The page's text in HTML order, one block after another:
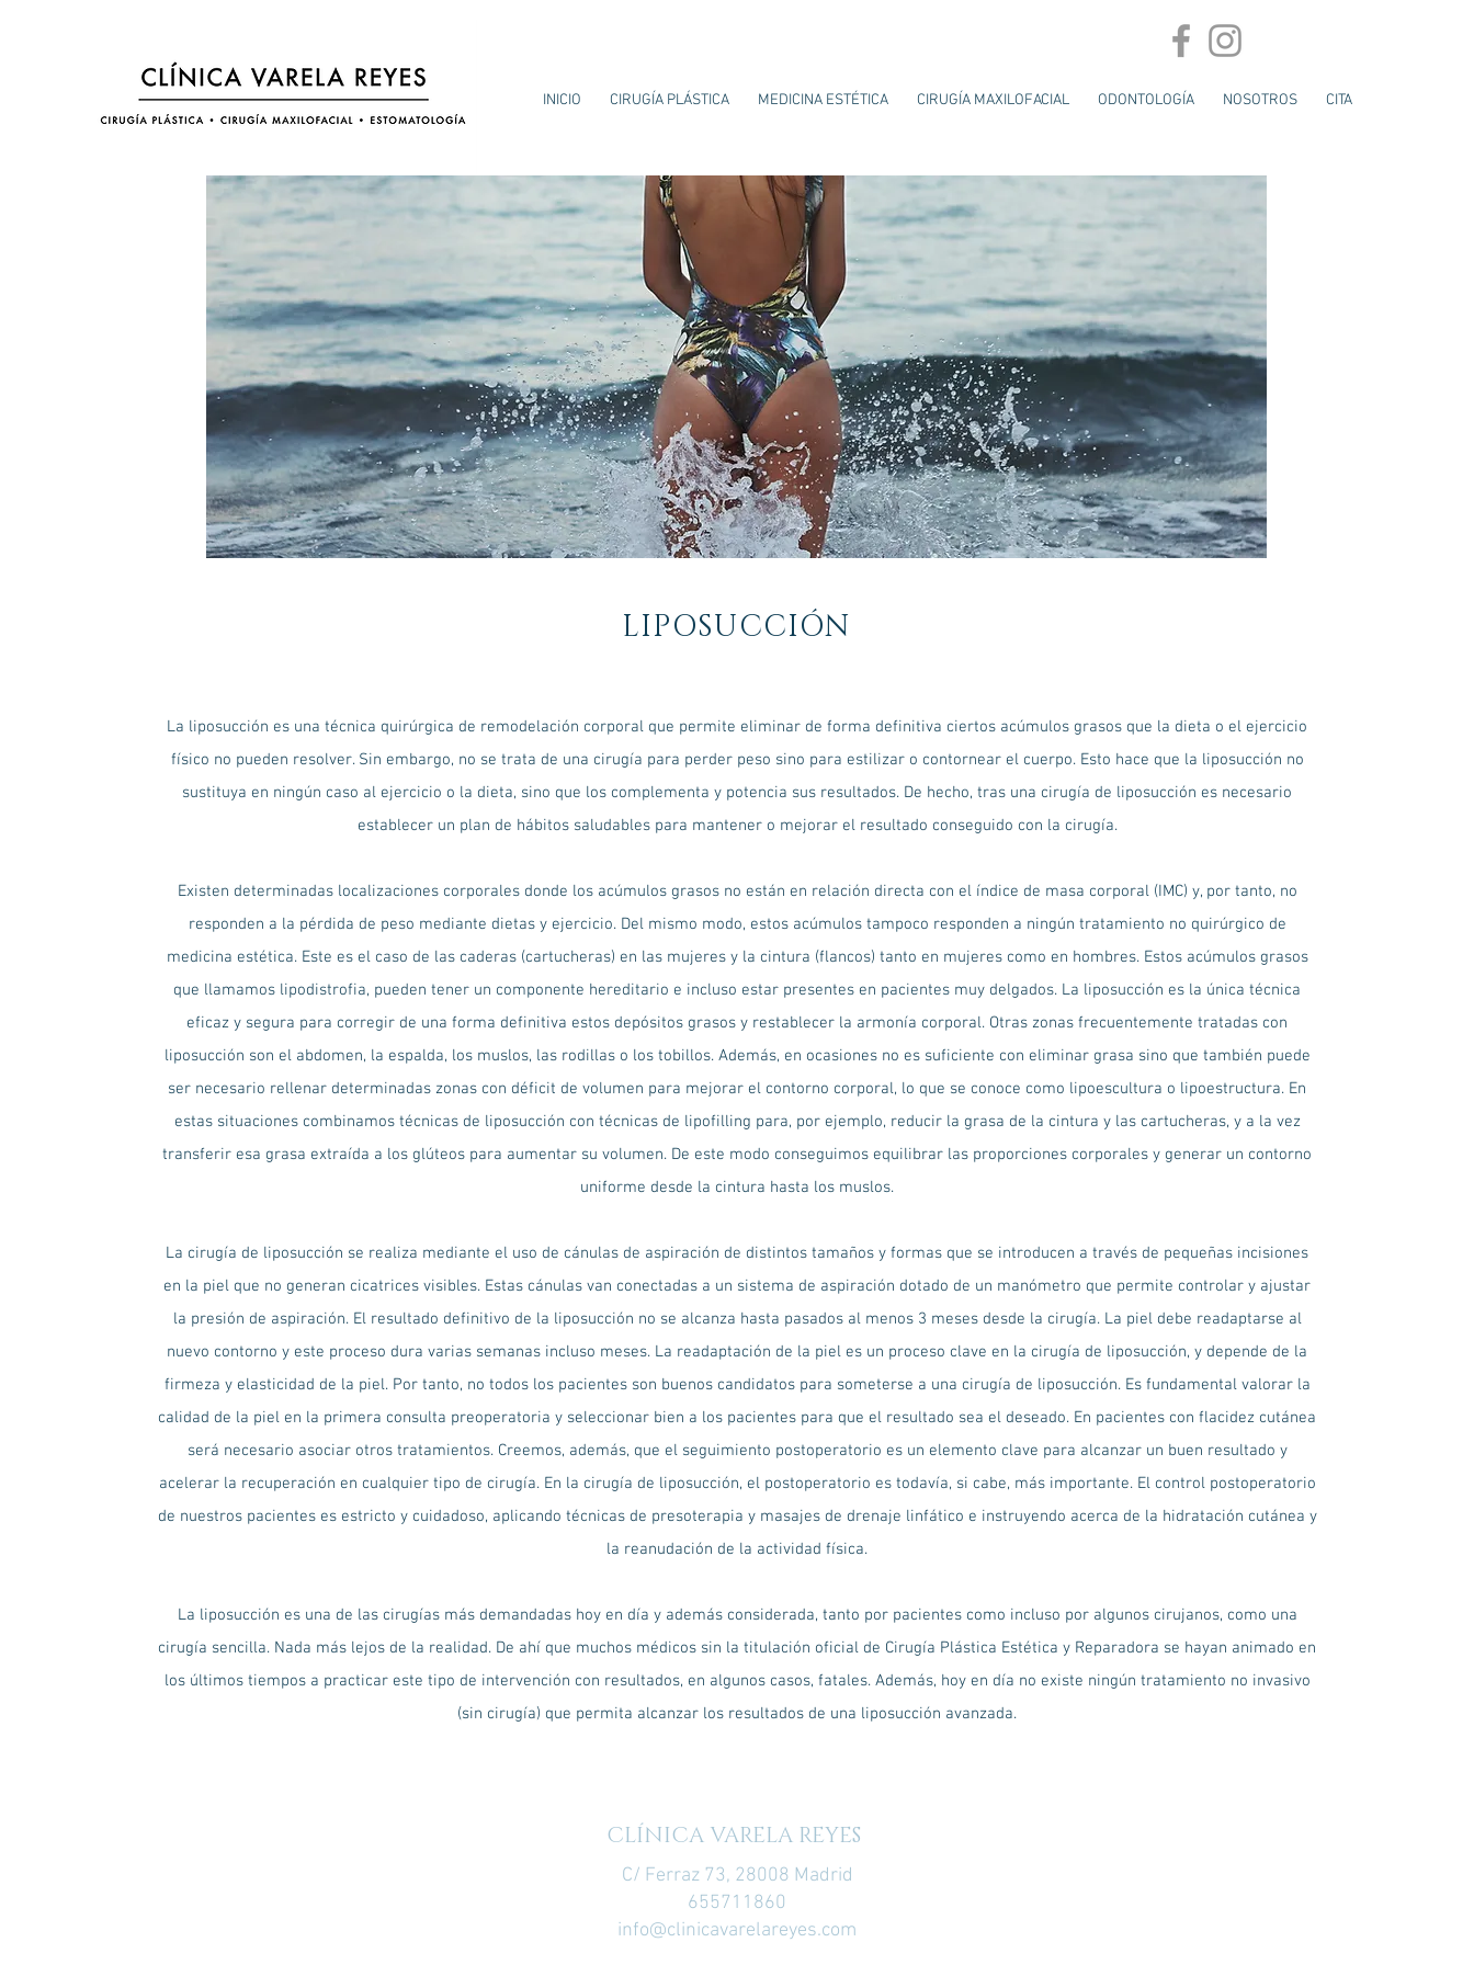
INICIO CIRUGÍA PLÁSTICA MEDICINA ESTÉTICA CIRUGÍA MAXILOFACIAL ODONTOLOGÍA NOSOTROS CITA
LIPOSUCCIÓN
La liposucción es una técnica quirúrgica de remodelación corporal que permite eliminar de forma definitiva ciertos acúmulos grasos que la dieta o el ejercicio
físico no pueden resolver. Sin embargo, no se trata de una cirugía para perder peso sino para estilizar o contornear el cuerpo. Esto hace que la liposucción no
sustituya en ningún caso al ejercicio o la dieta, sino que los complementa y potencia sus resultados. De hecho, tras una cirugía de liposucción es necesario
establecer un plan de hábitos saludables para mantener o mejorar el resultado conseguido con la cirugía.
Existen determinadas localizaciones corporales donde los acúmulos grasos no están en relación directa con el índice de masa corporal (IMC) y, por tanto, no
responden a la pérdida de peso mediante dietas y ejercicio. Del mismo modo, estos acúmulos tampoco responden a ningún tratamiento no quirúrgico de
medicina estética. Este es el caso de las caderas (cartucheras) en las mujeres y la cintura (flancos) tanto en mujeres como en hombres. Estos acúmulos grasos
que llamamos lipodistrofia, pueden tener un componente hereditario e incluso estar presentes en pacientes muy delgados. La liposucción es la única técnica
eficaz y segura para corregir de una forma definitiva estos depósitos grasos y restablecer la armonía corporal. Otras zonas frecuentemente tratadas con
liposucción son el abdomen, la espalda, los muslos, las rodillas o los tobillos. Además, en ocasiones no es suficiente con eliminar grasa sino que también puede
ser necesario rellenar determinadas zonas con déficit de volumen para mejorar el contorno corporal, lo que se conoce como lipoescultura o lipoestructura. En
estas situaciones combinamos técnicas de liposucción con técnicas de lipofilling para, por ejemplo, reducir la grasa de la cintura y las cartucheras, y a la vez
transferir esa grasa extraída a los glúteos para aumentar su volumen. De este modo conseguimos equilibrar las proporciones corporales y generar un contorno
uniforme desde la cintura hasta los muslos.
La cirugía de liposucción se realiza mediante el uso de cánulas de aspiración de distintos tamaños y formas que se introducen a través de pequeñas incisiones
en la piel que no generan cicatrices visibles. Estas cánulas van conectadas a un sistema de aspiración dotado de un manómetro que permite controlar y ajustar
la presión de aspiración. El resultado definitivo de la liposucción no se alcanza hasta pasados al menos 3 meses desde la cirugía. La piel debe readaptarse al
nuevo contorno y este proceso dura varias semanas incluso meses. La readaptación de la piel es un proceso clave en la cirugía de liposucción, y depende de la
firmeza y elasticidad de la piel. Por tanto, no todos los pacientes son buenos candidatos para someterse a una cirugía de liposucción. Es fundamental valorar la
calidad de la piel en la primera consulta preoperatoria y seleccionar bien a los pacientes para que el resultado sea el deseado. En pacientes con flacidez cutánea
será necesario asociar otros tratamientos. Creemos, además, que el seguimiento postoperatorio es un elemento clave para alcanzar un buen resultado y
acelerar la recuperación en cualquier tipo de cirugía. En la cirugía de liposucción, el postoperatorio es todavía, si cabe, más importante. El control postoperatorio
de nuestros pacientes es estricto y cuidadoso, aplicando técnicas de presoterapia y masajes de drenaje linfático e instruyendo acerca de la hidratación cutánea y
la reanudación de la actividad física.
La liposucción es una de las cirugías más demandadas hoy en día y además considerada, tanto por pacientes como incluso por algunos cirujanos, como una
cirugía sencilla. Nada más lejos de la realidad. De ahí que muchos médicos sin la titulación oficial de Cirugía Plástica Estética y Reparadora se hayan animado en
los últimos tiempos a practicar este tipo de intervención con resultados, en algunos casos, fatales. Además, hoy en día no existe ningún tratamiento no invasivo
(sin cirugía) que permita alcanzar los resultados de una liposucción avanzada.
CLÍNICA VARELA REYES
C/ Ferraz 73, 28008 Madrid
655711860
info@clinicavarelareyes.com